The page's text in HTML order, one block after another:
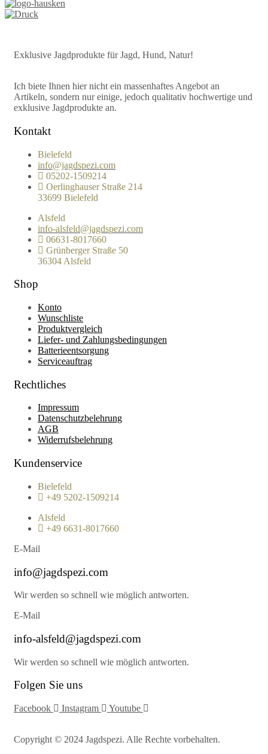
Exklusive Jagdprodukte für Jagd, Hund, Natur!
Ich biete Ihnen hier nicht ein massenhaftes Angebot an
Artikeln, sondern nur einige, jedoch qualitativ hochwertige und
exklusive Jagdprodukte an.
Kontakt
Bielefeld
info@jagdspezi.com
05202-1509214
Oerlinghauser Straße 214
33699 Bielefeld
Alsfeld
info-alsfeld@jagdspezi.com
06631-8017660
Grünberger Straße 50
36304 Alsfeld
Shop
Konto
Wunschliste
Produktvergleich
Liefer- und Zahlungsbedingungen
Batterieentsorgung
Serviceauftrag
Rechtliches
Impressum
Datenschutzbelehrung
AGB
Widerrufsbelehrung
Kundenservice
Bielefeld
+49 5202-1509214
Alsfeld
+49 6631-8017660
E-Mail
info@jagdspezi.com
Wir werden so schnell wie möglich antworten.
E-Mail
info-alsfeld@jagdspezi.com
Wir werden so schnell wie möglich antworten.
Folgen Sie uns
Facebook Instagram Youtube
Copyright © 2024 Jagdspezi. Alle Rechte vorbehalten.